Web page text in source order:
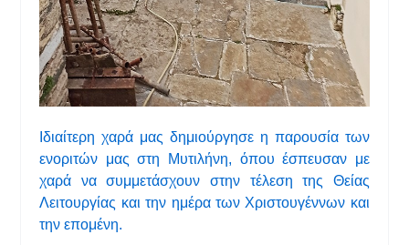
Ιδιαίτερη χαρά μας δημιούργησε η παρουσία των
ενοριτών μας στη Μυτιλήνη, όπου έσπευσαν με
χαρά να συμμετάσχουν στην τέλεση της Θείας
Λειτουργίας και την ημέρα των Χριστουγέννων και
την επομένη.